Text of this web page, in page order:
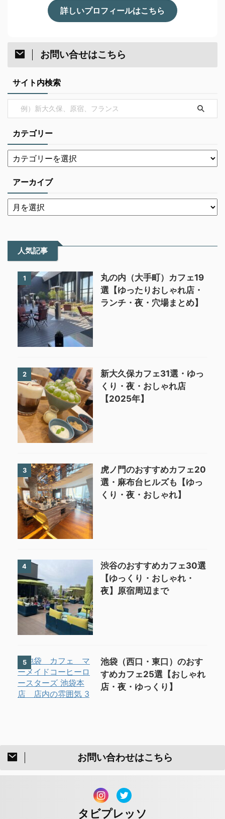
詳しいプロフィールはこちら
お問い合せはこちら
サイト内検索
カテゴリー
アーカイブ
人気記事
1
丸の内（大手町）カフェ19
選【ゆったりおしゃれ店・
ランチ・夜・穴場まとめ】
2
新大久保カフェ31選・ゆっ
くり・夜・おしゃれ店
【2025年】
3
虎ノ門のおすすめカフェ20
選・麻布台ヒルズも【ゆっ
くり・夜・おしゃれ】
4
渋谷のおすすめカフェ30選
【ゆっくり・おしゃれ・
夜】原宿周辺まで
5
池袋（西口・東口）のおす
すめカフェ25選【おしゃれ
店・夜・ゆっくり】
お問い合わせはこちら
タビプレッソ